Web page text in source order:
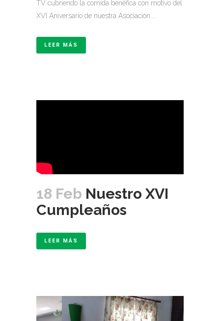
TV cubriendo la comida benéfica con motivo del
XVI Aniversario de nuestra Asociación....
LEER MÁS
18 Feb Nuestro XVI
Cumpleaños
LEER MÁS